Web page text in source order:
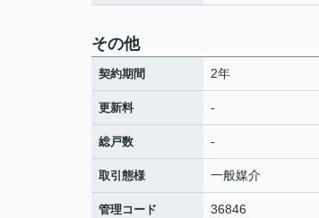
その他
契約期間 2年
更新料 -
総戸数 -
取引態様 一般媒介
管理コード 36846